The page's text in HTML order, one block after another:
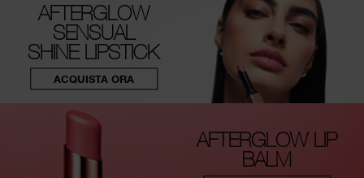
AFTERGLOW
SENSUAL
SHINE LIPSTICK
ACQUISTA ORA
AFTERGLOW LIP
BALM